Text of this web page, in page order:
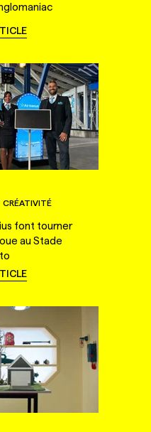
font tourner
au Stade